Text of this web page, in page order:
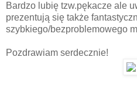
Bardzo lubię tzw.pękacze ale
prezentują się także
szybkiego/bezproblemowego
Pozdrawiam serdecznie!